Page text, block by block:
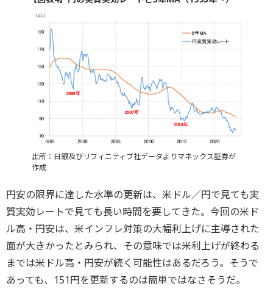
出所：日銀及びリフィニティブ社データよりマネックス証券が
作成
円安の限界に達した水準の更新は、米ドル／円で見ても実
質実効レートで見ても長い時間を要してきた。今回の米ド
ル高・円安は、米インフレ対策の大幅利上げに主導された
面が大きかったとみられ、その意味では米利上げが終わる
までは米ドル高・円安が続く可能性はあるだろう。そうで
あっても、151円を更新するのは簡単ではなさそうだ。